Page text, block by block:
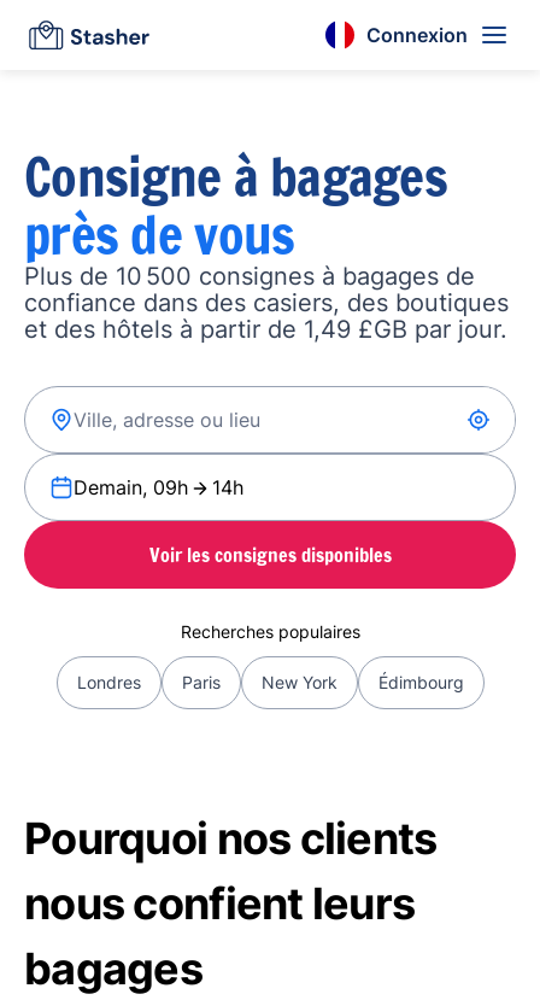
Connexion
Consigne à bagages
près de vous
Plus de 10 500 consignes à bagages de
confiance dans des casiers, des boutiques
et des hôtels à partir de 1,49 £GB par jour.
Demain, 09h 14h
Voir les consignes disponibles
Recherches populaires
Londres Paris New York Édimbourg
Pourquoi nos clients
nous confient leurs
bagages